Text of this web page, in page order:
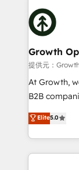
website
design We live and breathe HubSpot and are ready
insights
bespoke
measurable
Choose Nexa Cognition?
certified
marketing
Custom
HubSpot
Results:
Growth
提供元：
At Growth,
B2B
focus is on
sales, and
marketing
operational
Elite5.0